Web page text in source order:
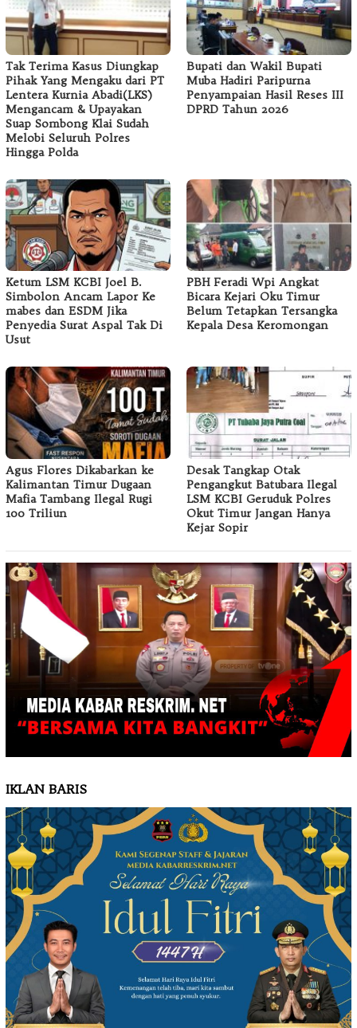
Tak Terima Kasus Diungkap
Pihak Yang Mengaku dari PT
Lentera Kurnia Abadi(LKS)
Mengancam & Upayakan
Suap Sombong Klai Sudah
Melobi Seluruh Polres
Hingga Polda
Bupati dan Wakil Bupati
Muba Hadiri Paripurna
Penyampaian Hasil Reses III
DPRD Tahun 2026
Ketum LSM KCBI Joel B.
Simbolon Ancam Lapor Ke
mabes dan ESDM Jika
Penyedia Surat Aspal Tak Di
Usut
PBH Feradi Wpi Angkat
Bicara Kejari Oku Timur
Belum Tetapkan Tersangka
Kepala Desa Keromongan
Agus Flores Dikabarkan ke
Kalimantan Timur Dugaan
Mafia Tambang Ilegal Rugi
100 Triliun
Desak Tangkap Otak
Pengangkut Batubara Ilegal
LSM KCBI Geruduk Polres
Okut Timur Jangan Hanya
Kejar Sopir
IKLAN BARIS